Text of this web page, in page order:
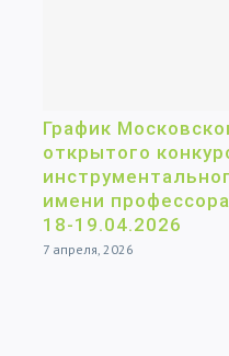
График
открытого
имени
18-19.04.2026
7 апреля, 2026